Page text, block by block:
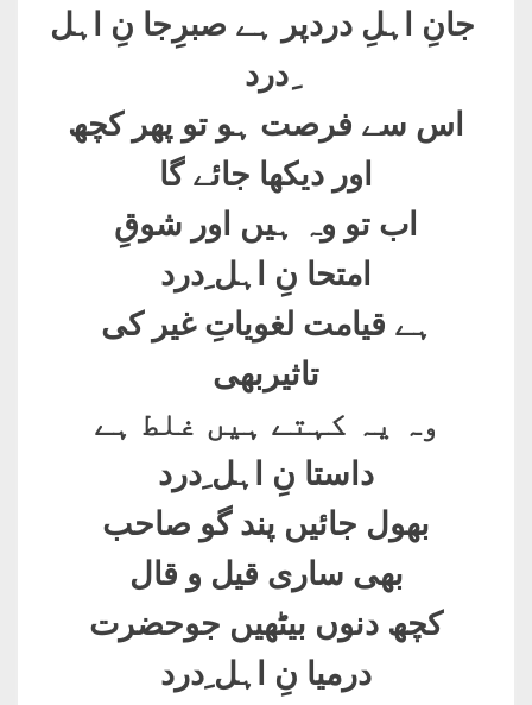
جانِ اہلِ دردپر ہے صبرِجا نِ اہل
ِدرد
اس سے فرصت ہو تو پھر کچھ
اور دیکھا جائے گا
اب تو وہ ہیں اور شوقِ
امتحا نِ اہل ِدرد
ہے قیامت لغویاتِ غیر کی
تاثیربھی
وہ یہ کہتے ہیں غلط ہے
داستا نِ اہل ِدرد
بھول جائیں پند گو صاحب
بھی ساری قیل و قال
کچھ دنوں بیٹھیں جوحضرت
درمیا نِ اہل ِدرد